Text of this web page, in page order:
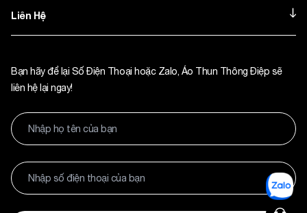
Liên Hệ
Bạn hãy để lại Số Điện Thoại hoặc Zalo, Áo Thun Thông Điệp sẽ
liên hệ lại ngay!